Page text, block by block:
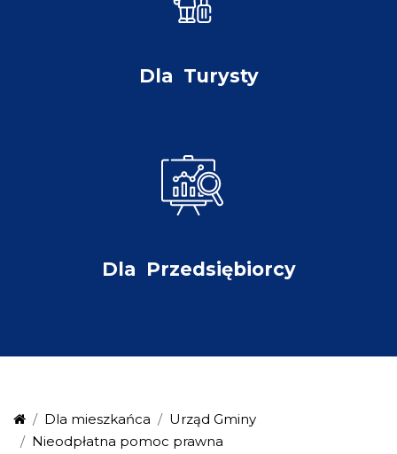
Dla Turysty
Dla Przedsiębiorcy
Dla mieszkańca
Urząd Gminy
Nieodpłatna pomoc prawna